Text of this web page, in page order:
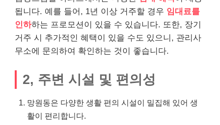
됩니다. 예를 들어, 1년 이상 거주할 경우 임대료를
인하하는 프로모션이 있을 수 있습니다. 또한, 장기
거주 시 추가적인 혜택이 있을 수도 있으니, 관리사
무소에 문의하여 확인하는 것이 좋습니다.
2, 주변 시설 및 편의성
망원동은 다양한 생활 편의 시설이 밀집해 있어 생
활이 편리합니다.